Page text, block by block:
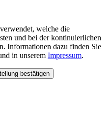
welche die
und bei der kontinuierlichen
Informationen dazu finden Sie
in unserem Impressum.
bestätigen